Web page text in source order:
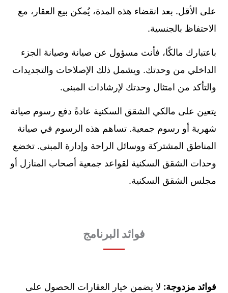
على الأقل. بعد انقضاء هذه المدة، يُمكن بيع العقار، مع
الاحتفاظ بالجنسية.
باعتبارك مالكًا، فأنت مسؤول عن صيانة وصيانة الجزء
الداخلي من وحدتك. ويشمل ذلك الإصلاحات والتجديدات
والتأكد من امتثال وحدتك لإرشادات المبنى.
يتعين على مالكي الشقق السكنية عادةً دفع رسوم صيانة
شهرية أو رسوم جمعية. تساهم هذه الرسوم في صيانة
المناطق المشتركة ووسائل الراحة وإدارة المبنى. تخضع
وحدات الشقق السكنية لقواعد جمعية أصحاب المنازل أو
مجلس الشقق السكنية.
فوائد البرنامج
فوائد مزدوجة:لا يضمن خيار العقارات الحصول على